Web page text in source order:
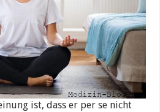
ist, dass er per se nicht